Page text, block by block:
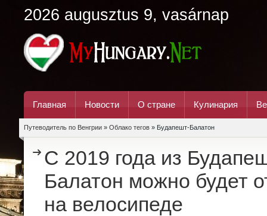
2026 augusztus 9, vasárnap
Главная Новости О стране Кулинария
Путеводитель по Венгрии » Облако тегов » Будапешт-Балатон
С 2019 года из
Балатон можно будет
на велосипеде